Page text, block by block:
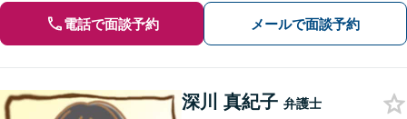
電話で面談予約 メールで面談予約
深川 真紀子 弁護士